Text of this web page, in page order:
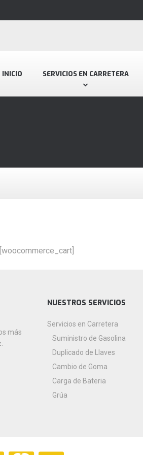
INICIO SERVICIOS EN CARRETERA
[woocommerce_cart]
más
NUESTROS SERVICIOS
Servicios en Carretera
Suministro de Gasolina
Duplicado de Llaves
Cambio de Goma
Carga de Bateria
Grúa